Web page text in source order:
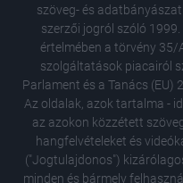
szöveg- és
szerzői jogról szóló
értelmében a törvény
szolgáltatások piacairól
Parlament és a Tanács (EU)
Az oldalak, azok tartalma -
az azokon közzétett
hangfelvételeket és
("Jogtulajdonos")
minden és bármely